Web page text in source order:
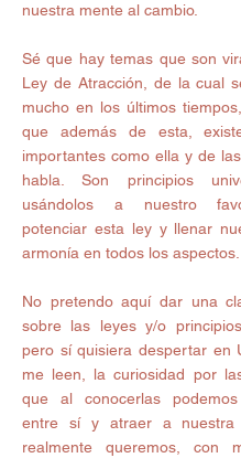
nuestra mente al cambio.
Sé que hay temas que son
Ley de Atracción, de la cual
mucho en los últimos
que además de esta,
importantes como ella y de
habla. Son principios
usándolos a nuestro
potenciar esta ley y llenar
armonía en todos los aspectos.
No pretendo aquí dar una
sobre las leyes y/o
pero sí quisiera despertar en
me leen, la curiosidad por
que al conocerlas podemos
entre sí y atraer a
realmente queremos, con